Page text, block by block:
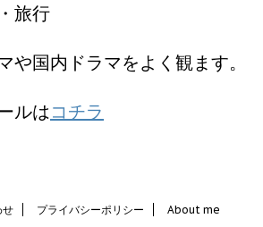
旅行
や国内ドラマをよく観ます。
ルはコチラ
せ プライバシーポリシー About me